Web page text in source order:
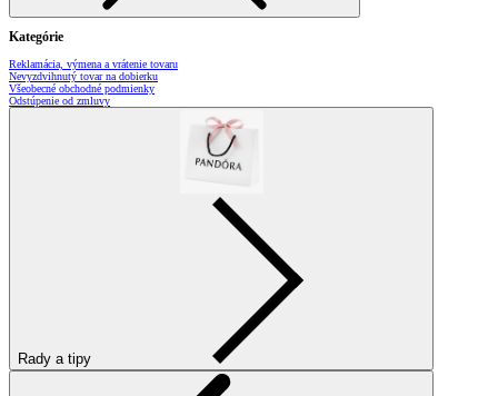
Kategórie
Reklamácia, výmena a vrátenie tovaru
Nevyzdvihnutý tovar na dobierku
Všeobecné obchodné podmienky
Odstúpenie od zmluvy
Rady a tipy